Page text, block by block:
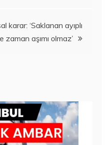
karar: ‘Saklanan ayıplı
zaman aşımı olmaz’